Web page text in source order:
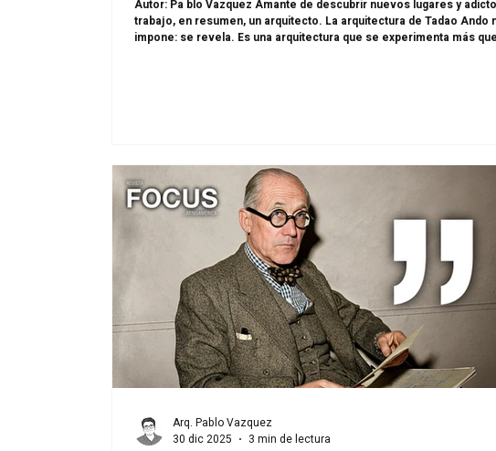
Autor: Pa blo Vazquez Amante de descubrir nuevos lugares y adicto al
trabajo, en resumen, un arquitecto. La arquitectura de Tadao Ando
impone: se revela. Es una arquitectura que se experimenta más
Arq. Pablo Vazquez
30 dic 2025
3 min de lectura